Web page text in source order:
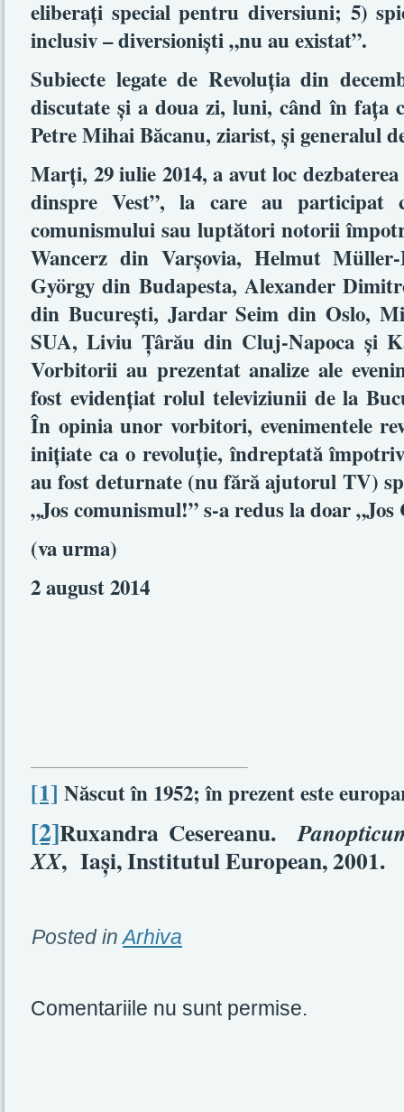
eliberaţi special pentru diversiuni; 5)
inclusiv – diversionişti „nu au existat”.
Subiecte legate de Revoluţia din
discutate şi a doua zi, luni, când în faţa
Petre Mihai Băcanu, ziarist, şi generalul
Marţi, 29 iulie 2014, a avut loc
dinspre Vest”, la care au participat
comunismului sau luptători notorii
Wancerz din Varşovia, Helmut
György din Budapesta, Alexander
din Bucureşti, Jardar Seim din Oslo,
SUA, Liviu Ţârău din Cluj-Napoca şi
Vorbitorii au prezentat analize ale
fost evidenţiat rolul televiziunii de la
În opinia unor vorbitori, evenimentele
iniţiate ca o revoluţie, îndreptată
au fost deturnate (nu fără ajutorul TV)
„Jos comunismul!” s-a redus la doar „Jos
(va urma)
2 august 2014
[1] Născut în 1952; în prezent este
[2]Ruxandra Cesereanu.
XX, Iaşi, Institutul European, 2001.
Posted in Arhiva
Comentariile nu sunt permise.